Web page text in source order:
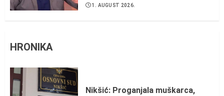
1. AUGUST 2026.
HRONIKA
Nikšić: Proganjala muškarca,